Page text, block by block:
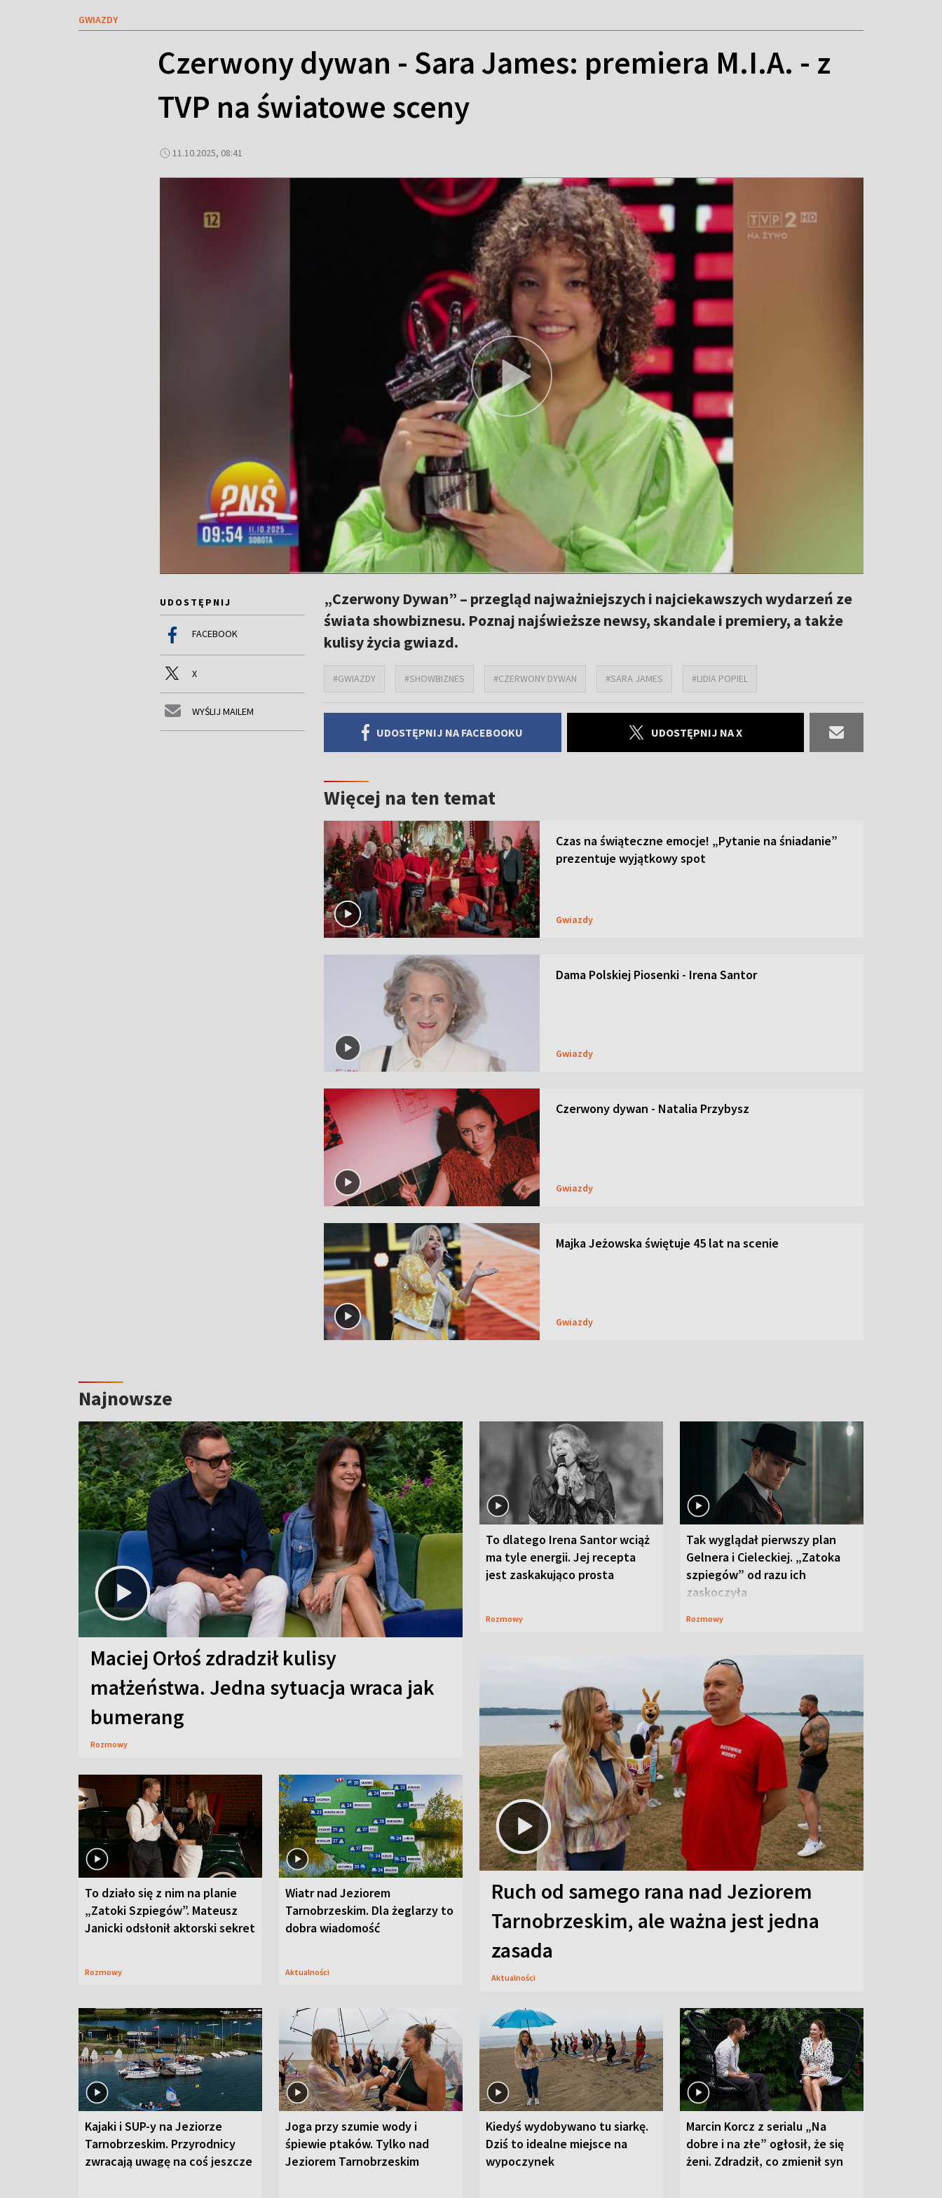
GWIAZDY
Czerwony dywan - Sara James: premiera M.I.A. - z
TVP na światowe sceny
11.10.2025, 08:41
UDOSTĘPNIJ
FACEBOOK
X
WYŚLIJ MAILEM
„Czerwony Dywan” – przegląd najważniejszych i najciekawszych wydarzeń ze
świata showbiznesu. Poznaj najświeższe newsy, skandale i premiery, a także
kulisy życia gwiazd.
#GWIAZDY #SHOWBIZNES #CZERWONY DYWAN #SARA JAMES #LIDIA POPIEL
UDOSTĘPNIJ NA FACEBOOKU UDOSTĘPNIJ NA X
Więcej na ten temat
Czas na świąteczne emocje! „Pytanie na śniadanie”
prezentuje wyjątkowy spot
Gwiazdy
Dama Polskiej Piosenki - Irena Santor
Gwiazdy
Czerwony dywan - Natalia Przybysz
Gwiazdy
Majka Jeżowska świętuje 45 lat na scenie
Gwiazdy
Najnowsze
Maciej Orłoś zdradził kulisy
małżeństwa. Jedna sytuacja wraca jak
bumerang
Rozmowy
To dlatego Irena Santor wciąż
ma tyle energii. Jej recepta
jest zaskakująco prosta
Rozmowy
Tak wyglądał pierwszy plan
Gelnera i Cieleckiej. „Zatoka
szpiegów” od razu ich
zaskoczyła
Rozmowy
To działo się z nim na planie
„Zatoki Szpiegów”. Mateusz
Janicki odsłonił aktorski sekret
Rozmowy
Wiatr nad Jeziorem
Tarnobrzeskim. Dla żeglarzy to
dobra wiadomość
Aktualności
Ruch od samego rana nad Jeziorem
Tarnobrzeskim, ale ważna jest jedna
zasada
Aktualności
Kajaki i SUP-y na Jeziorze
Tarnobrzeskim. Przyrodnicy
zwracają uwagę na coś jeszcze
Joga przy szumie wody i
śpiewie ptaków. Tylko nad
Jeziorem Tarnobrzeskim
Kiedyś wydobywano tu siarkę.
Dziś to idealne miejsce na
wypoczynek
Marcin Korcz z serialu „Na
dobre i na złe” ogłosił, że się
żeni. Zdradził, co zmienił syn